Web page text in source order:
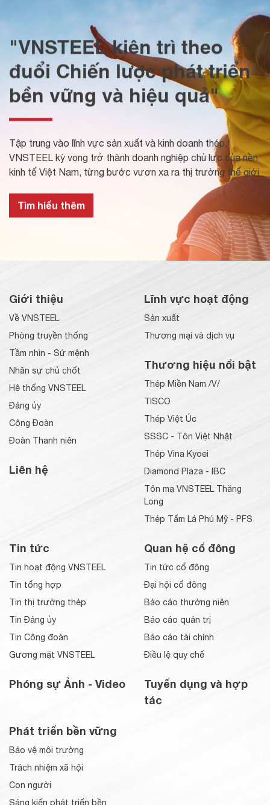
"VNSTEEL kiên trì theo
đuổi Chiến lược phát triển
bền vững và hiệu quả"
Tập trung vào lĩnh vực sản xuất và kinh doanh thép,
VNSTEEL kỳ vọng trở thành doanh nghiệp chủ lực của nền
kinh tế Việt Nam, từng bước vươn xa ra thị trường thế giới
Tìm hiểu thêm
Giới thiệu
Về VNSTEEL
Phòng truyền thống
Tầm nhìn - Sứ mệnh
Nhân sự chủ chốt
Hệ thống VNSTEEL
Đảng ủy
Công Đoàn
Đoàn Thanh niên
Liên hệ
Lĩnh vực hoạt động
Sản xuất
Thương mại và dịch vụ
Thương hiệu nổi bật
Thép Miền Nam /V/
TISCO
Thép Việt Úc
SSSC - Tôn Việt Nhật
Thép Vina Kyoei
Diamond Plaza - IBC
Tôn mạ VNSTEEL Thăng
Long
Thép Tấm Lá Phú Mỹ - PFS
Tin tức
Tin hoạt động VNSTEEL
Tin tổng hợp
Tin thị trường thép
Tin Đảng ủy
Tin Công đoàn
Gương mặt VNSTEEL
Phóng sự Ảnh - Video
Quan hệ cổ đông
Tin tức cổ đông
Đại hội cổ đông
Báo cáo thường niên
Báo cáo quản trị
Báo cáo tài chính
Điều lệ quy chế
Tuyển dụng và hợp
tác
Phát triển bền vững
Bảo vệ môi trường
Trách nhiệm xã hội
Con người
Sáng kiến phát triển bền